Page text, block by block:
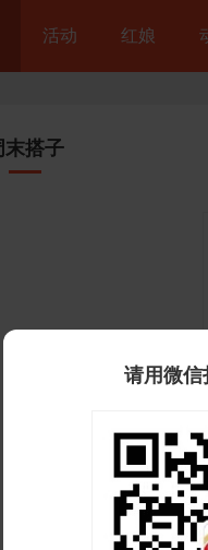
活动 红娘
末搭子
请用微信